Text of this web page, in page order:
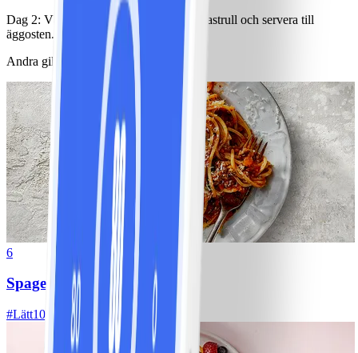
Dag 2: Värm björnbär och socker i en kastrull och servera till
äggosten.
Andra gillade också
6
Spagetti med köttfärssås
#Lätt10 MIN